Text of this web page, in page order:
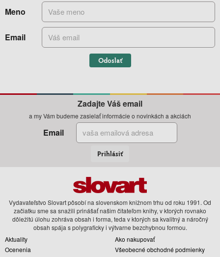
Meno
Email
Odoslať
Zadajte Váš email
a my Vám budeme zasielať informácie o novinkách a akciách
Email
Prihlásiť
Vydavateľstvo Slovart pôsobí na slovenskom knižnom trhu od roku 1991. Od
začiatku sme sa snažili prinášať našim čitateľom knihy, v ktorých rovnako
dôležitú úlohu zohráva obsah i forma, teda v ktorých sa kvalitný a náročný
obsah spája s polygraficky i výtvarne bezchybnou formou.
Aktuality
Ocenenia
Ako nakupovať
Všeobecné obchodné podmienky